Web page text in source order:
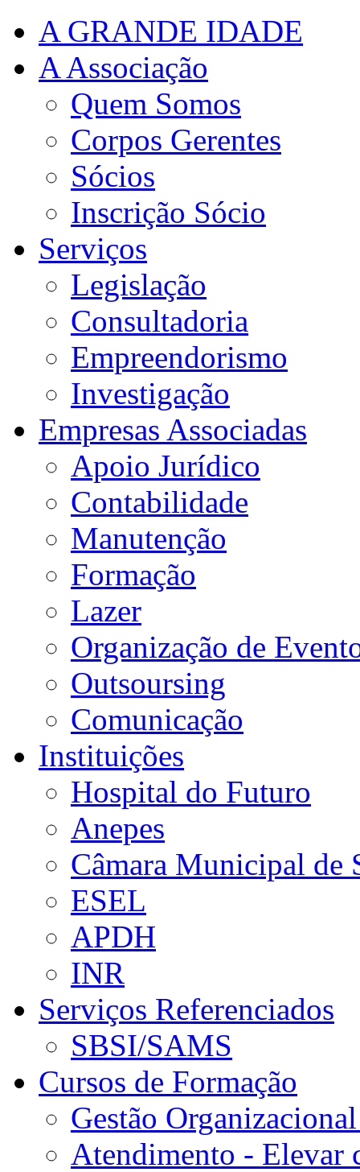
A GRANDE IDADE
A Associação
Quem Somos
Corpos Gerentes
Sócios
Inscrição Sócio
Serviços
Legislação
Consultadoria
Empreendorismo
Investigação
Empresas Associadas
Apoio Jurídico
Contabilidade
Manutenção
Formação
Lazer
Organização de
Outsoursing
Comunicação
Instituições
Hospital do Futuro
Anepes
Câmara Municipal de
ESEL
APDH
INR
Serviços Referenciados
SBSI/SAMS
Cursos de Formação
Gestão
Atendimento - Elevar